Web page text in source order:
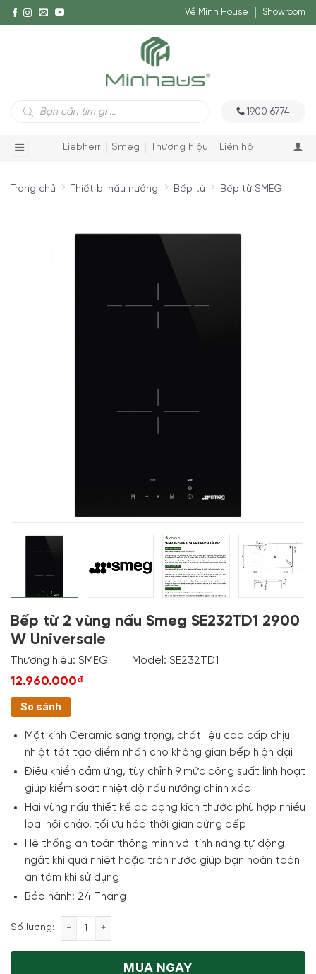
Về Minh House Showroom
Tìm
kiếm
1900 6774
Liebherr Smeg Thương hiệu Liên hệ
Trang chủ Thiết bị nấu nướng Bếp từ Bếp từ SMEG
Bếp từ 2 vùng nấu Smeg SE232TD1 2900
W Universale
Thương hiệu: SMEG Model: SE232TD1
12.960.000₫
So sánh
Mặt kính Ceramic sang trọng, chất liệu cao cấp chịu
nhiệt tốt tạo điểm nhấn cho không gian bếp hiện đại
Điều khiển cảm ứng, tùy chỉnh 9 mức công suất linh hoạt
giúp kiểm soát nhiệt độ nấu nướng chính xác
Hai vùng nấu thiết kế đa dạng kích thước phù hợp nhiều
loại nồi chảo, tối ưu hóa thời gian đứng bếp
Hệ thống an toàn thông minh với tính năng tự động
ngắt khi quá nhiệt hoặc tràn nước giúp bạn hoàn toàn
an tâm khi sử dụng
Bảo hành: 24 Tháng
Số lượng: Bếp từ 2 vùng nấu Smeg SE232TD1 2900 W
MUA NGAY